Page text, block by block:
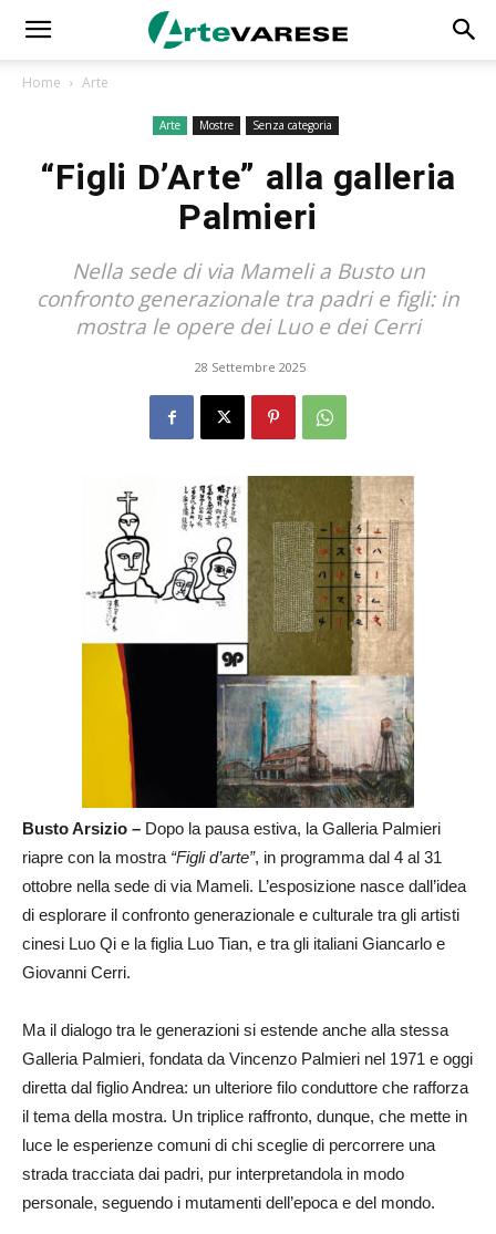
Home Arte
Arte Mostre Senza categoria
“Figli D’Arte” alla galleria
Palmieri
Nella sede di via Mameli a Busto un
confronto generazionale tra padri e figli: in
mostra le opere dei Luo e dei Cerri
28 Settembre 2025
Busto Arsizio – Dopo la pausa estiva, la Galleria Palmieri
riapre con la mostra “Figli d’arte”, in programma dal 4 al 31
ottobre nella sede di via Mameli. L’esposizione nasce dall’idea
di esplorare il confronto generazionale e culturale tra gli artisti
cinesi Luo Qi e la figlia Luo Tian, e tra gli italiani Giancarlo e
Giovanni Cerri.
Ma il dialogo tra le generazioni si estende anche alla stessa
Galleria Palmieri, fondata da Vincenzo Palmieri nel 1971 e oggi
diretta dal figlio Andrea: un ulteriore filo conduttore che rafforza
il tema della mostra. Un triplice raffronto, dunque, che mette in
luce le esperienze comuni di chi sceglie di percorrere una
strada tracciata dai padri, pur interpretandola in modo
personale, seguendo i mutamenti dell’epoca e del mondo.